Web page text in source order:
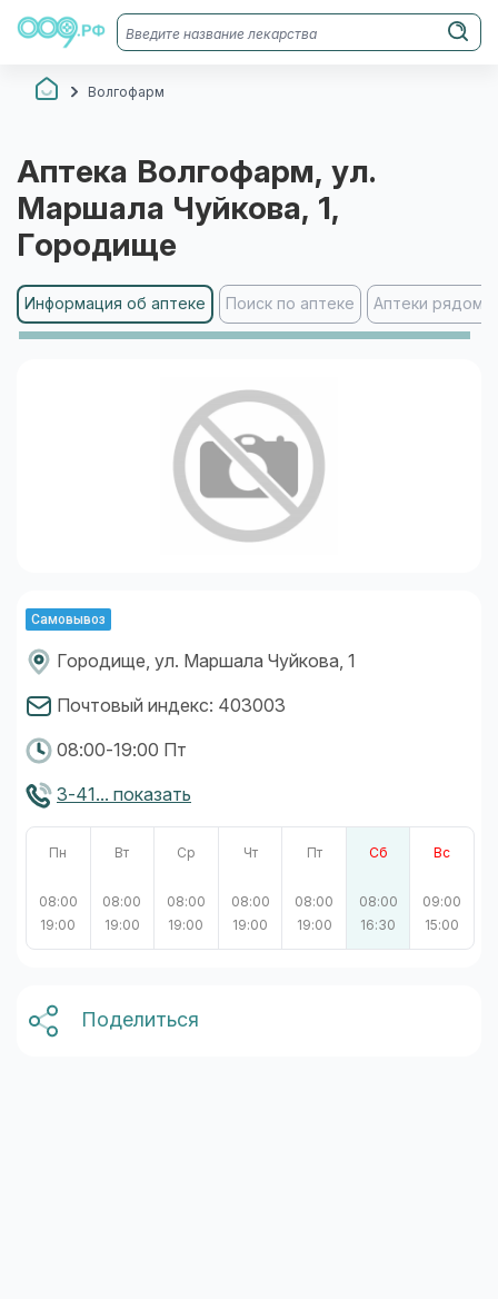
Волгофарм
Аптека Волгофарм, ул.
Маршала Чуйкова, 1,
Городище
Информация об аптеке Поиск по аптеке Аптеки рядом
Самовывоз
Городище, ул. Маршала Чуйкова, 1
Почтовый индекс: 403003
08:00-19:00 Пт
3-41... показать
Пн
08:00
19:00
Вт
08:00
19:00
Ср
08:00
19:00
Чт
08:00
19:00
Пт
08:00
19:00
Сб
08:00
16:30
Вс
09:00
15:00
Поделиться